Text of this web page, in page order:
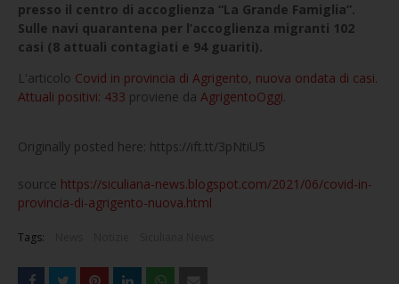
presso il centro di accoglienza “La Grande Famiglia”.
Sulle navi quarantena per l’accoglienza migranti 102
casi (8 attuali contagiati e 94 guariti).
L'articolo Covid in provincia di Agrigento, nuova ondata di casi.
Attuali positivi: 433 proviene da AgrigentoOggi.
Originally posted here: https://ift.tt/3pNtiU5
source https://siculiana-news.blogspot.com/2021/06/covid-in-
provincia-di-agrigento-nuova.html
Tags: